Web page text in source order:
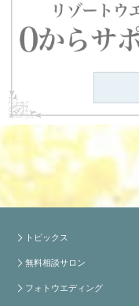
トピックス
無料相談サロン
フォトウエディング